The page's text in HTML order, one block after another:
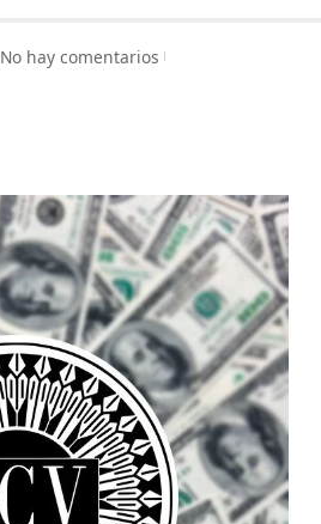
No hay comentarios